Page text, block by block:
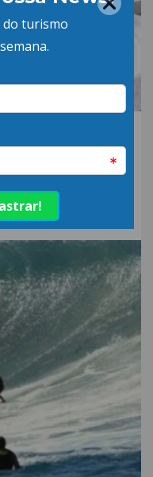
entre
e